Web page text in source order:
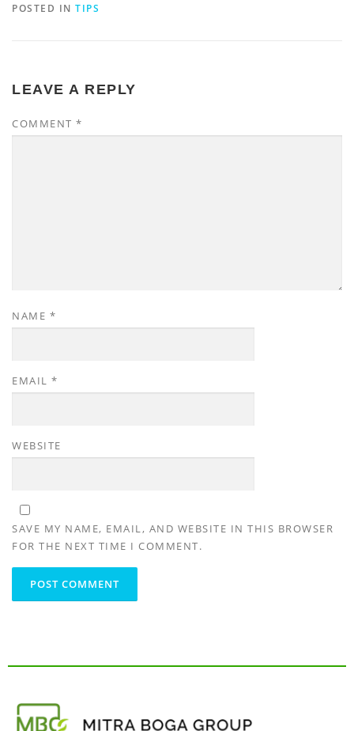
POSTED IN TIPS
LEAVE A REPLY
COMMENT *
NAME *
EMAIL *
WEBSITE
SAVE MY NAME, EMAIL, AND WEBSITE IN THIS BROWSER
FOR THE NEXT TIME I COMMENT.